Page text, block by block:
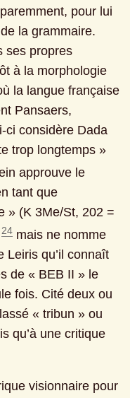
pour lui
la grammaire.
ses propres
à la morphologie
la langue française
Pansaers,
ci considère Dada
approuve le
tant que
» (K 3Me/St, 202 =
24 mais ne nomme
Leiris qu’il connaît
de « BEB II » le
fois. Cité deux ou
« tribun » ou
qu’à une critique
visionnaire pour